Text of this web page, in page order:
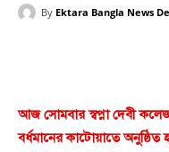
By Ektara Bangla News
আজ সোমবার স্বপ্না দেবী
বর্ধমানের কাটোয়াতে